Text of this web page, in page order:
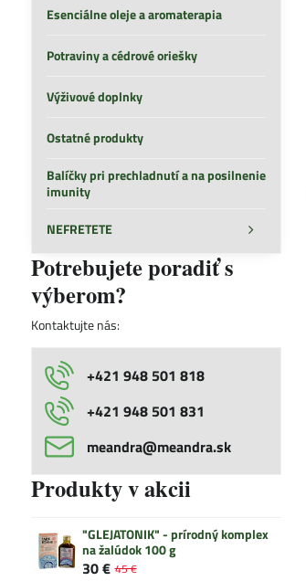
Esenciálne oleje a aromaterapia
Potraviny a cédrové oriešky
Výživové doplnky
Ostatné produkty
Balíčky pri prechladnutí a na posilnenie
imunity
NEFRETETE
Potrebujete poradiť s
výberom?
Kontaktujte nás:
+421 948 501 818
+421 948 501 831
meandra​@meandra​.sk
Produkty v akcii
"GLEJATONIK" - prírodný komplex
na žalúdok 100 g
30 € 45 €